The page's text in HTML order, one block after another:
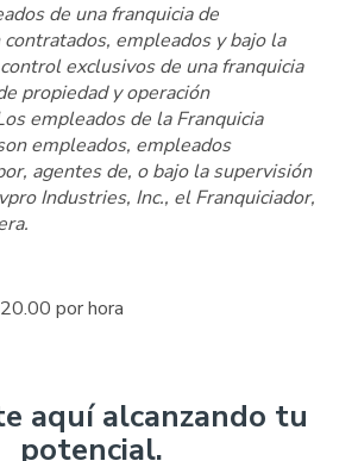
de una franquicia de
empleados y bajo la
exclusivos de una franquicia
propiedad y operación
empleados de la Franquicia
empleados, empleados
agentes de, o bajo la supervisión
Industries, Inc., el Franquiciador,
por hora
aquí alcanzando tu
potencial.